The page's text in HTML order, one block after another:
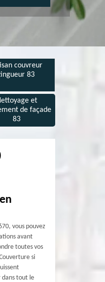
couvreur
83
et
de façade
83
vous pouvez
avant
toutes vos
si
dans tout le